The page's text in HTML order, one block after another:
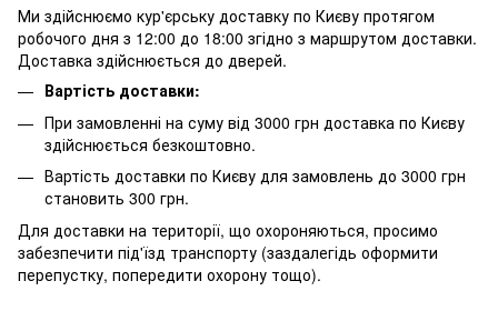
Ми здійснюємо кур'єрську доставку по Києву протягом
робочого дня з 12:00 до 18:00 згідно з маршрутом доставки.
Доставка здійснюється до дверей.
Вартість доставки:
При замовленні на суму від 3000 грн доставка по Києву
здійснюється безкоштовно.
Вартість доставки по Києву для замовлень до 3000 грн
становить 300 грн.
Для доставки на території, що охороняються, просимо
забезпечити під'їзд транспорту (заздалегідь оформити
перепустку, попередити охорону тощо).